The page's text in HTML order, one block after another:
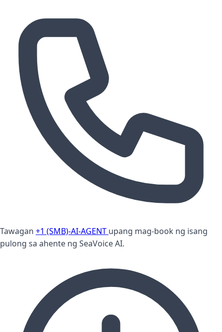
Tawagan +1 (SMB)-AI-AGENT upang mag-book ng isang
pulong sa ahente ng SeaVoice AI.